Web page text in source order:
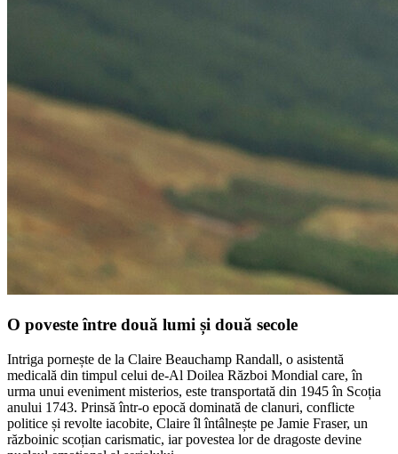
O poveste între două lumi și două secole
Intriga pornește de la Claire Beauchamp Randall, o asistentă
medicală din timpul celui de-Al Doilea Război Mondial care, în
urma unui eveniment misterios, este transportată din 1945 în Scoția
anului 1743. Prinsă într-o epocă dominată de clanuri, conflicte
politice și revolte iacobite, Claire îl întâlnește pe Jamie Fraser, un
războinic scoțian carismatic, iar povestea lor de dragoste devine